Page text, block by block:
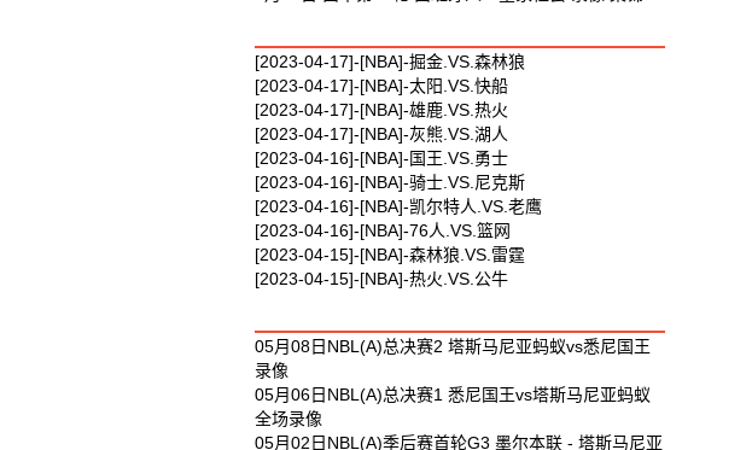
[2023-04-17]-[NBA]-掘金.VS.森林狼
[2023-04-17]-[NBA]-太阳.VS.快船
[2023-04-17]-[NBA]-雄鹿.VS.热火
[2023-04-17]-[NBA]-灰熊.VS.湖人
[2023-04-16]-[NBA]-国王.VS.勇士
[2023-04-16]-[NBA]-骑士.VS.尼克斯
[2023-04-16]-[NBA]-凯尔特人.VS.老鹰
[2023-04-16]-[NBA]-76人.VS.篮网
[2023-04-15]-[NBA]-森林狼.VS.雷霆
[2023-04-15]-[NBA]-热火.VS.公牛
05月08日NBL(A)总决赛2 塔斯马尼亚蚂蚁vs悉尼国王
录像
05月06日NBL(A)总决赛1 悉尼国王vs塔斯马尼亚蚂蚁
全场录像
05月02日NBL(A)季后赛首轮G3 墨尔本联 - 塔斯马尼亚